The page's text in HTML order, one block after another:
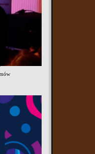
elektrowni
ujęć